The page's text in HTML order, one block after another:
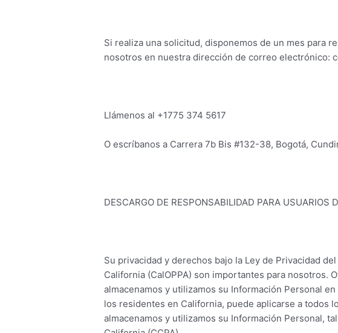
Si realiza una solicitud, disponemos de un mes para
nosotros en nuestra dirección de correo electrónico:
Llámenos al +1775 374 5617
O escríbanos a Carrera 7b Bis #132-38, Bogotá,
DESCARGO DE RESPONSABILIDAD PARA USUARIOS
Su privacidad y derechos bajo la Ley de Privacidad
California (CalOPPA) son importantes para nosotros.
almacenamos y utilizamos su Información Personal
los residentes en California, puede aplicarse a todos
almacenamos y utilizamos su Información Personal,